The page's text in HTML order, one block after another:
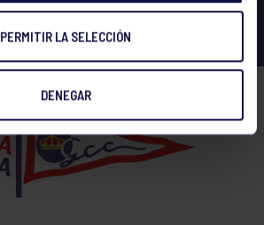
PERMITIR LA SELECCIÓN
DENEGAR